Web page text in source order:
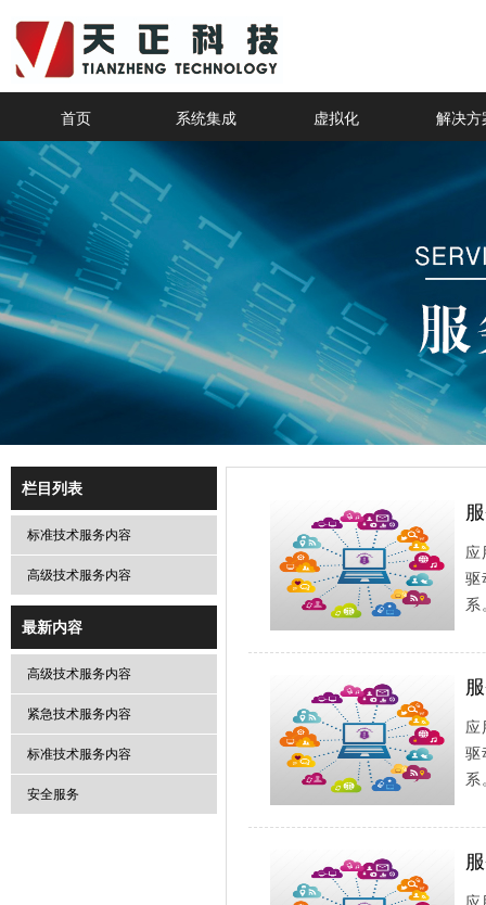
首页 系统集成 虚拟化 解决方
栏目列表
标准技术服务内容
高级技术服务内容
最新内容
高级技术服务内容
紧急技术服务内容
标准技术服务内容
安全服务
应
驱
系
应
驱
系